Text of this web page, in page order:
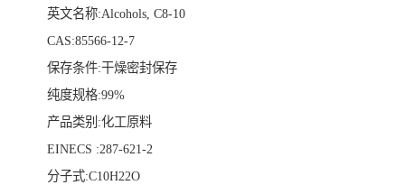
英文名称:Alcohols, C8-10
CAS:85566-12-7
保存条件:干燥密封保存
纯度规格:99%
产品类别:化工原料
EINECS :287-621-2
分子式:C10H22O